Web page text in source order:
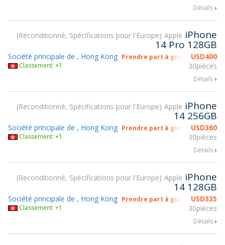
Détails
Reconditionné, Spécifications pour l'Europe Apple iPhone
14 Pro 128GB
USD400
30pièces
Société principale de , Hong Kong Prendre part à gsmX Hong Kong
Classement: +1
Détails
Reconditionné, Spécifications pour l'Europe Apple iPhone
14 256GB
USD360
30pièces
Société principale de , Hong Kong Prendre part à gsmX Hong Kong
Classement: +1
Détails
Reconditionné, Spécifications pour l'Europe Apple iPhone
14 128GB
USD335
30pièces
Société principale de , Hong Kong Prendre part à gsmX Hong Kong
Classement: +1
Détails